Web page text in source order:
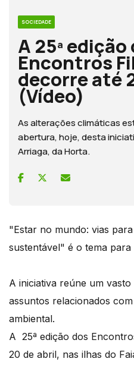
SOCIEDADE
A 25ª edição
Encontros
decorre até
(Vídeo)
As alterações climáticas
abertura, hoje, desta
Arriaga, da Horta.
"Estar no mundo: vias
sustentável" é o tema para
A iniciativa reúne um
assuntos relacionados
ambiental.
A 25ª edição dos
20 de abril, nas ilhas do